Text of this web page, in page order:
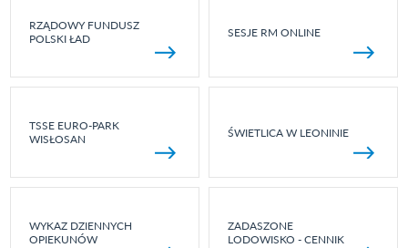
RZĄDOWY FUNDUSZ
POLSKI ŁAD
SESJE RM ONLINE
TSSE EURO-PARK
WISŁOSAN
ŚWIETLICA W LEONINIE
WYKAZ DZIENNYCH
OPIEKUNÓW
ZADASZONE
LODOWISKO - CENNIK